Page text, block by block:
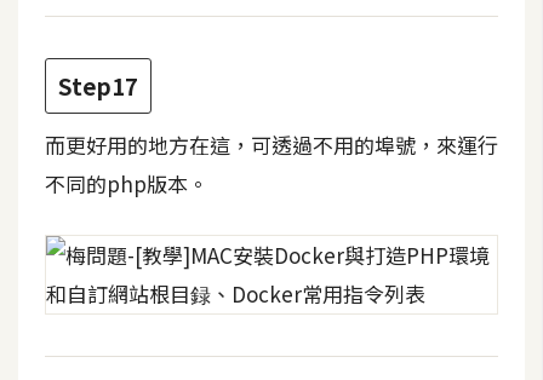
Step17
而更好用的地方在這，可透過不用的埠號，來運行
不同的php版本。